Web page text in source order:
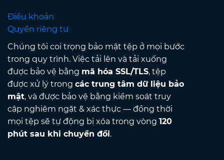
Điều khoản
Quyền riêng tư
Chúng tôi coi trọng bảo mật tệp ở mọi bước
trong quy trình. Việc tải lên và tải xuống
được bảo vệ bằng mã hóa SSL/TLS, tệp
được xử lý trong các trung tâm dữ liệu bảo
mật, và được bảo vệ bằng kiểm soát truy
cập nghiêm ngặt & xác thực — đồng thời
mọi tệp sẽ tự động bị xóa trong vòng 120
phút sau khi chuyển đổi.